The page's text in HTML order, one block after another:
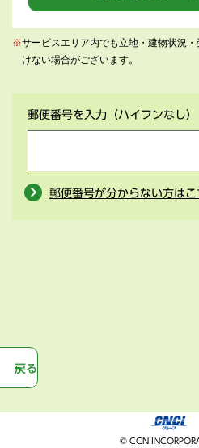
※サービスエリア内でも立地・建物状況
けない場合がございます。
郵便番号を入力 （ハイフンなし）
郵便番号が分からない方はこ
戻る
© CCN